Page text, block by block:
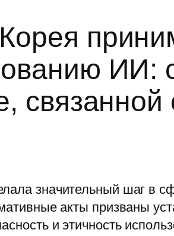
ИИ:
значительный шаг в
акты призваны
и этичность